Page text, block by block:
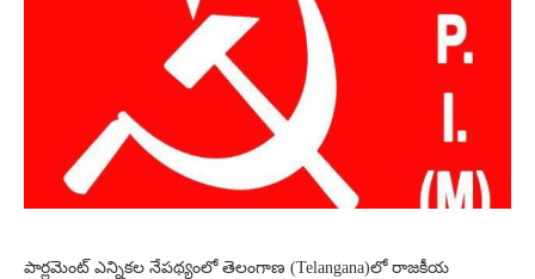
పార్లమెంట్ ఎన్నికల నేపథ్యంలో తెలంగాణ (Telangana)లో రాజకీయ